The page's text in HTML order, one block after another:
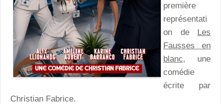
première
représentati
on de Les
Fausses en
blanc, une
comédie
écrite par
Christian Fabrice.